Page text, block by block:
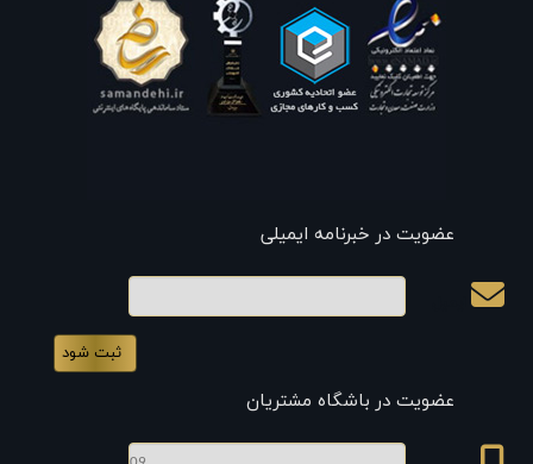
عضویت در خبرنامه ایمیلی
عضویت در باشگاه مشتریان